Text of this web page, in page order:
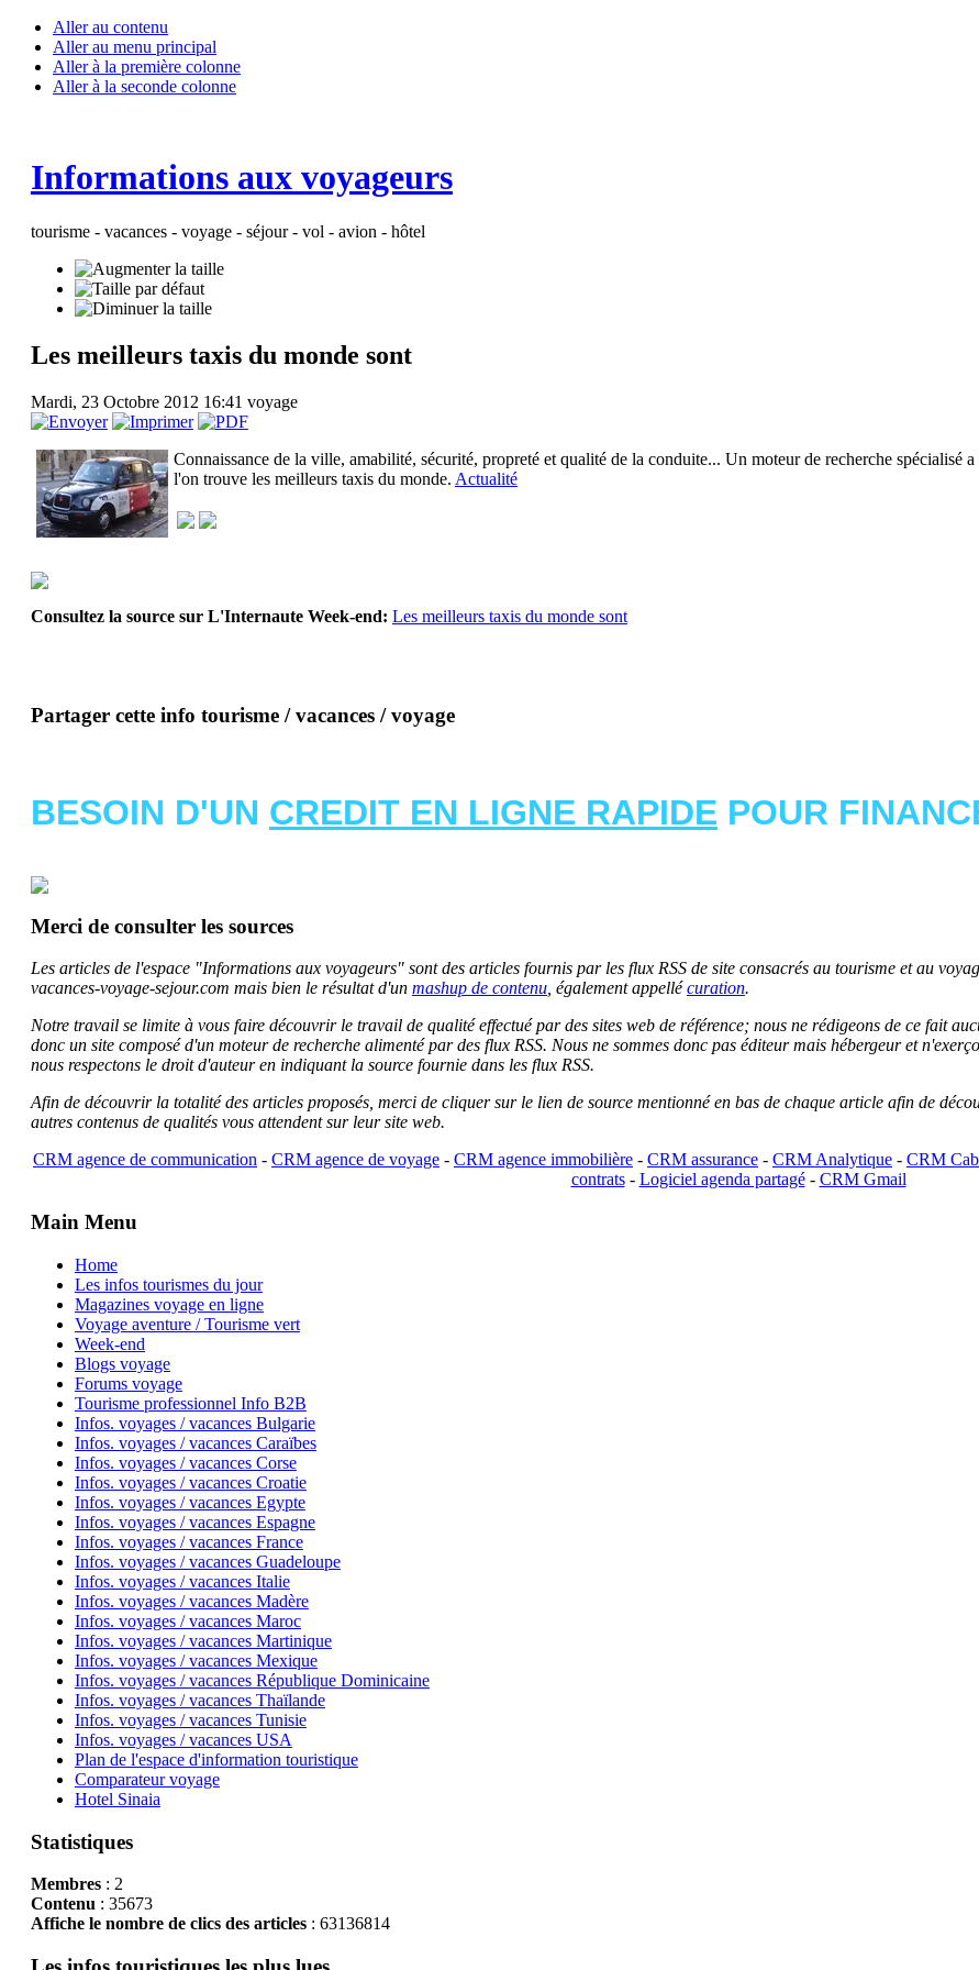
Aller au contenu
Aller au menu principal
Aller à la première colonne
Aller à la seconde colonne
Informations aux voyageurs
tourisme - vacances - voyage - séjour - vol - avion - hôtel
Les meilleurs taxis du monde sont
Mardi, 23 Octobre 2012 16:41 voyage
Connaissance de la ville, amabilité, sécurité, propreté et qualité de la conduite... Un moteur de recherche spécialisé
l'on trouve les meilleurs taxis du monde. Actualité
Consultez la source sur L'Internaute Week-end: Les meilleurs taxis du monde sont
Partager cette info tourisme / vacances / voyage
BESOIN D'UN CREDIT EN LIGNE RAPIDE POUR
Merci de consulter les sources
Les articles de l'espace "Informations aux voyageurs" sont des articles fournis par les flux RSS de site consacrés au tourisme et au
vacances-voyage-sejour.com mais bien le résultat d'un mashup de contenu, également appellécuration.
Notre travail se limite à vous faire découvrir le travail de qualité effectué par des sites web de référence; nous ne rédigeons de ce fait
donc un site composé d'un moteur de recherche alimenté par des flux RSS. Nous ne sommes donc pas éditeur mais hébergeur et
nous respectons le droit d'auteur en indiquant la source fournie dans les flux RSS.
Afin de découvrir la totalité des articles proposés, merci de cliquer sur le lien de source mentionné en bas de chaque article afin de
autres contenus de qualités vous attendent sur leur site web.
CRM agence de communication - CRM agence de voyage - CRM agence immobilière - CRM assurance - CRM Analytique - CRM
contrats- Logiciel agenda partagé- CRM Gmail
Main Menu
Home
Les infos tourismes du jour
Magazines voyage en ligne
Voyage aventure / Tourisme vert
Week-end
Blogs voyage
Forums voyage
Tourisme professionnel Info B2B
Infos. voyages / vacances Bulgarie
Infos. voyages / vacances Caraïbes
Infos. voyages / vacances Corse
Infos. voyages / vacances Croatie
Infos. voyages / vacances Egypte
Infos. voyages / vacances Espagne
Infos. voyages / vacances France
Infos. voyages / vacances Guadeloupe
Infos. voyages / vacances Italie
Infos. voyages / vacances Madère
Infos. voyages / vacances Maroc
Infos. voyages / vacances Martinique
Infos. voyages / vacances Mexique
Infos. voyages / vacances République Dominicaine
Infos. voyages / vacances Thaïlande
Infos. voyages / vacances Tunisie
Infos. voyages / vacances USA
Plan de l'espace d'information touristique
Comparateur voyage
Hotel Sinaia
Statistiques
Membres: 2
Contenu : 35673
Affiche le nombre de clics des articles: 63136814